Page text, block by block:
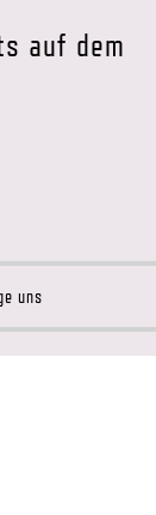
auf dem
uns